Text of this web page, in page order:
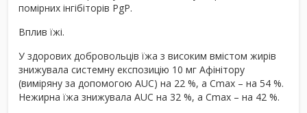
помірних інгібіторів PgP.
Вплив їжі.
У здорових добровольців їжа з високим вмістом жирів
знижувала системну експозицію 10 мг Афінітору
(виміряну за допомогою AUC) на 22 %, а Cmax – на 54 %.
Нежирна їжа знижувала AUC на 32 %, а Cmax – на 42 %.